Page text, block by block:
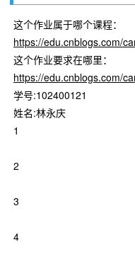
这个作业属于哪个课程：
https://edu.cnblogs.com/
这个作业要求在哪里：
https://edu.cnblogs.com/
学号:102400121
姓名:林永庆
1
2
3
4